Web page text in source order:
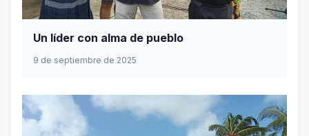
Un líder con alma de pueblo
9 de septiembre de 2025